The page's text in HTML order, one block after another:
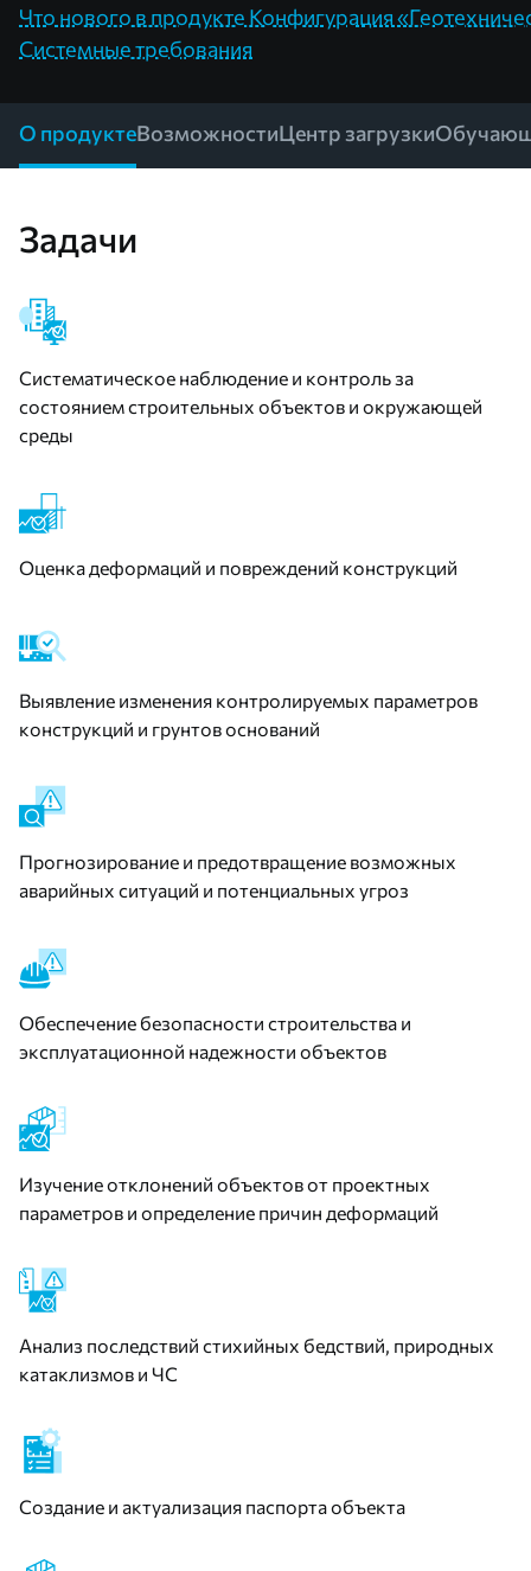
Что нового в продукте Конфигурация
Системные требования
О продуктеВозможностиЦентр загрузки
Задачи
Систематическое наблюдение и контроль за
состоянием строительных объектов и окружающей
среды
Оценка деформаций и повреждений конструкций
Выявление изменения контролируемых параметров
конструкций и грунтов оснований
Прогнозирование и предотвращение возможных
аварийных ситуаций и потенциальных угроз
Обеспечение безопасности строительства и
эксплуатационной надежности объектов
Изучение отклонений объектов от проектных
параметров и определение причин деформаций
Анализ последствий стихийных бедствий, природных
катаклизмов и ЧС
Создание и актуализация паспорта объекта